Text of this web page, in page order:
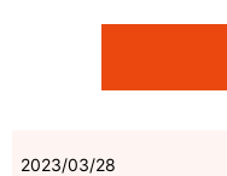
2023/03/28